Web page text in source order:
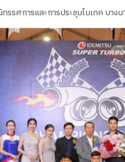
รรศการและการประชุมไบเทค บางน